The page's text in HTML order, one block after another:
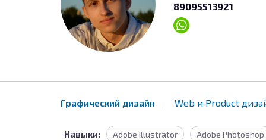
89095513921
Графический дизайн Web и Product
Навыки: Adobe Illustrator Adobe Photoshop